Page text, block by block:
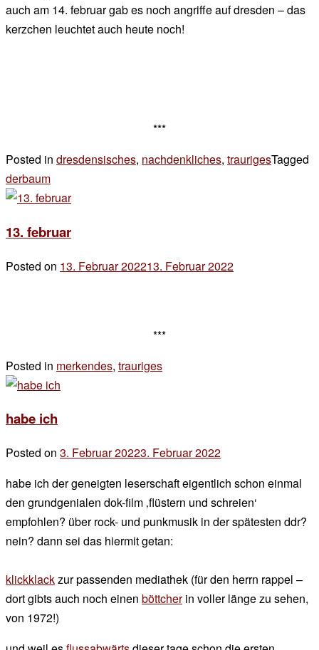
auch am 14. februar gab es noch angriffe auf dresden – das
kerzchen leuchtet auch heute noch!
***
Posted in dresdensisches, nachdenkliches, traurigesTagged
derbaum
a
on
Februar
13. februar
Posted on 13. Februar 202213. Februar 2022
***
Posted in merkendes, trauriges
februar
habe ich
Posted on 3. Februar 20223. Februar 2022
chef
habe ich der geneigten leserschaft eigentlich schon einmal
den grundgenialen dok-film ‚flüstern und schreien‘
empfohlen? über rock- und punkmusik in der spätesten ddr?
nein? dann sei das hiermit getan:
klickklackzur passenden mediathek (für den herrn rappel –
dort gibts auch noch einen böttcherin voller länge zu sehen,
von 1972!)